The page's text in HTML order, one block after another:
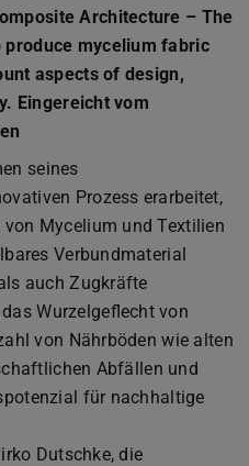
Architecture – The
mycelium fabric
aspects of design,
Eingereicht vom
seines
Prozess erarbeitet,
Mycelium und Textilien
Verbundmaterial
auch Zugkräfte
Wurzelgeflecht von
von Nährböden wie alten
Abfällen und
für nachhaltige
Dutschke, die